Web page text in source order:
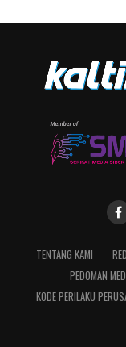
TENTANG KAMI
PEDOMAN
KODE PERILAKU